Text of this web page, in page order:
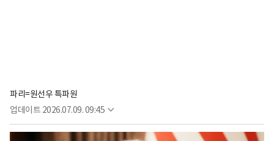
파리=원선우 특파원
업데이트 2026.07.09. 09:45